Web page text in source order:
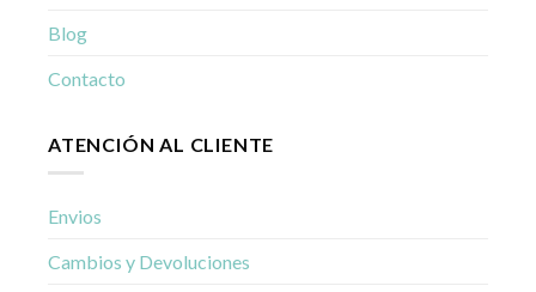
Blog
Contacto
ATENCIÓN AL CLIENTE
Envios
Cambios y Devoluciones